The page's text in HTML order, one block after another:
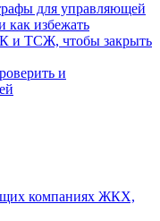
для управляющей
как избежать
и ТСЖ, чтобы закрыть
и
компаниях ЖКХ,